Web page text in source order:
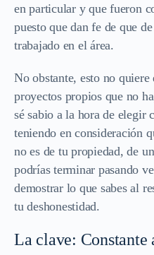
en particular y que fueron
puesto que dan fe de que
trabajado en el área.
No obstante, esto no quiere
proyectos propios que no
sé sabio a la hora de elegir
teniendo en consideración
no es de tu propiedad, de
podrías terminar pasando
demostrar lo que sabes al
tu deshonestidad.
La clave: Constante